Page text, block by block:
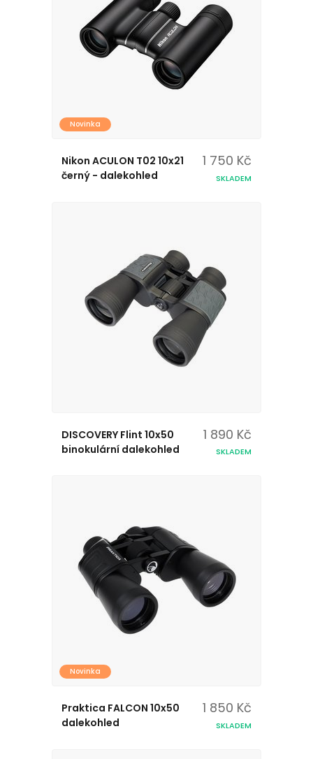
Novinka
Nikon ACULON T02 10x21
černý - dalekohled
1 750 Kč
SKLADEM
DISCOVERY Flint 10x50
binokulární dalekohled
1 890 Kč
SKLADEM
Novinka
Praktica FALCON 10x50
dalekohled
1 850 Kč
SKLADEM